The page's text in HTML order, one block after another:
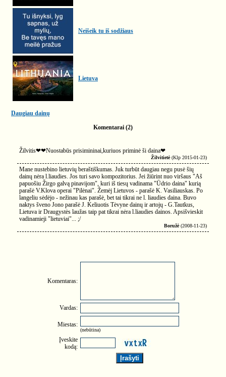
Neišeik tu iš sodžiaus
Lietuva
Daugiau dainų
Komentarai (2)
Žilvitis❤❤Nuostabūs prisimininai,kuriuos priminė ši daina❤
Žilvitietė(Klp 2015-01-23)
Mane nustebino lietuvių beraštiškumas. Juk turbūt daugiau negu pusė šių
dainų nėra l.liaudies. Jos turi savo kompozitorius. Jei žiūrint nuo viršaus "Aš
papuošiu Žirgo galvą pinavijom", kuri iš tiesų vadinama "Ūdrio daina" kurią
parašė V.Klova operai "Pilėnai". Žemėj Lietuvos - parašė K. Vasiliauskas. Po
langeliu sėdėjo - nežinau kas parašė, bet tai tikrai ne l. liaudies daina. Buvo
naktys šveno Jono parašė J. Keliuotis Tėvyne dainų ir artojų - G.Tautkus,
Lietuva ir Draugystės laužas taip pat tikrai nėra l.liaudies dainos. Apsišvieskit
vadinamieji "lietuviai"... ;/
Boružė(2008-11-23)
Komentaras:
Vardas:
Miestas:
(nebūtina)
Įveskite
kodą: